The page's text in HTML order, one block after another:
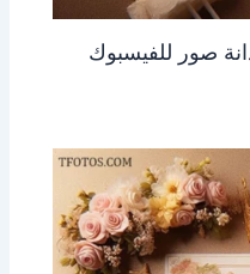
صور للفيسبوك